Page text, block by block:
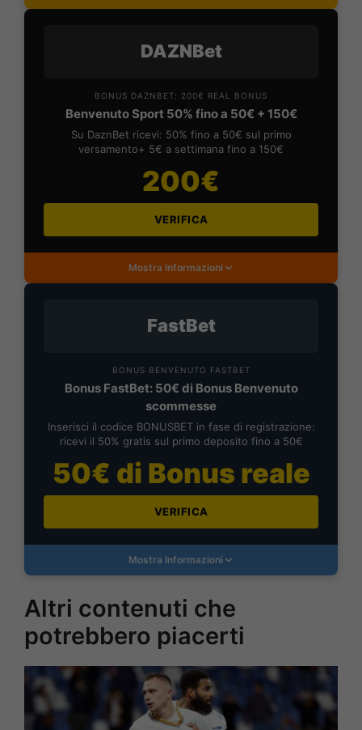
DAZNBet
BONUS DAZNBET: 200€ REAL BONUS
Benvenuto Sport 50% fino a 50€ + 150€
Su DaznBet ricevi: 50% fino a 50€ sul primo
versamento+ 5€ a settimana fino a 150€
200€
VERIFICA
Mostra Informazioni
FastBet
BONUS BENVENUTO FASTBET
Bonus FastBet: 50€ di Bonus Benvenuto
scommesse
Inserisci il codice BONUSBET in fase di registrazione:
ricevi il 50% gratis sul primo deposito fino a 50€
50€ di Bonus reale
VERIFICA
Mostra Informazioni
Altri contenuti che
potrebbero piacerti